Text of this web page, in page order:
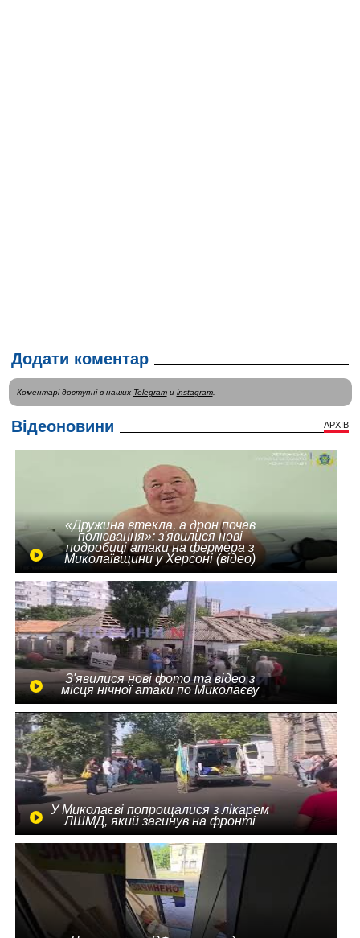
Додати коментар
Коментарі доступні в наших Telegramи instagram.
Відеоновини АРХІВ
«Дружина втекла, а дрон почав
полювання»: з'явилися нові
подробиці атаки на фермера з
Миколаївщини у Херсоні (відео)
З'явилися нові фото та відео з
місця нічної атаки по Миколаєву
У Миколаєві попрощалися з лікарем
ЛШМД, який загинув на фронті